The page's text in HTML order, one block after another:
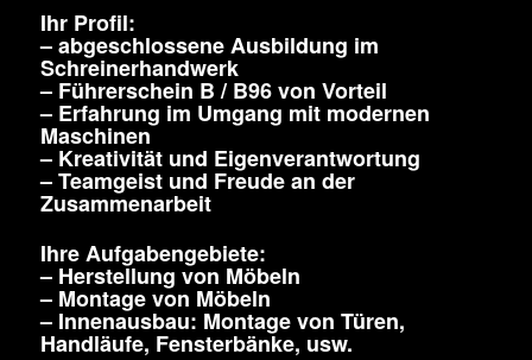
Ihr Profil:
– abgeschlossene Ausbildung im
Schreinerhandwerk
– Führerschein B / B96 von Vorteil
– Erfahrung im Umgang mit modernen
Maschinen
– Kreativität und Eigenverantwortung
– Teamgeist und Freude an der
Zusammenarbeit
Ihre Aufgabengebiete:
– Herstellung von Möbeln
– Montage von Möbeln
– Innenausbau: Montage von Türen,
Handläufe, Fensterbänke, usw.